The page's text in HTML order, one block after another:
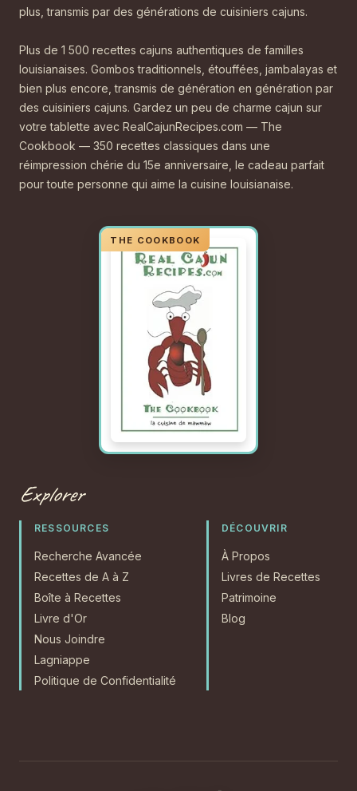
plus, transmis par des générations de cuisiniers cajuns.
Plus de 1 500 recettes cajuns authentiques de familles
louisianaises. Gombos traditionnels, étouffées, jambalayas et
bien plus encore, transmis de génération en génération par
des cuisiniers cajuns. Gardez un peu de charme cajun sur
votre tablette avec RealCajunRecipes.com — The
Cookbook — 350 recettes classiques dans une
réimpression chérie du 15e anniversaire, le cadeau parfait
pour toute personne qui aime la cuisine louisianaise.
Explorer
RESSOURCES
Recherche Avancée
Recettes de A à Z
Boîte à Recettes
Livre d'Or
Nous Joindre
Lagniappe
Politique de Confidentialité
DÉCOUVRIR
À Propos
Livres de Recettes
Patrimoine
Blog